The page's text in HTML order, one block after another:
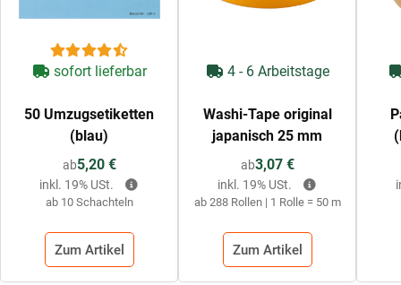
sofort lieferbar
50 Umzugsetiketten
(blau)
ab5,20 €
ab 10 Schachteln
inkl. 19% USt.
Zum Artikel
4 - 6 Arbeitstage
Washi-Tape original
japanisch 25 mm
ab3,07 €
ab 288 Rollen | 1 Rolle = 50 m
inkl. 19% USt.
Zum Artikel